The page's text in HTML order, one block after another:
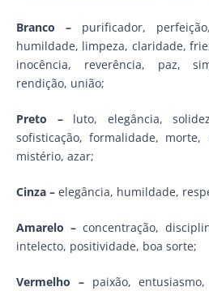
Branco – purificador,
humildade, limpeza, claridade,
inocência, reverência, paz,
rendição, união;
Preto –luto, elegância,
sofisticação, formalidade, morte,
mistério, azar;
Cinza – elegância, humildade,
Amarelo –concentração,
intelecto, positividade, boa sorte;
Vermelho –paixão, entusiasmo,